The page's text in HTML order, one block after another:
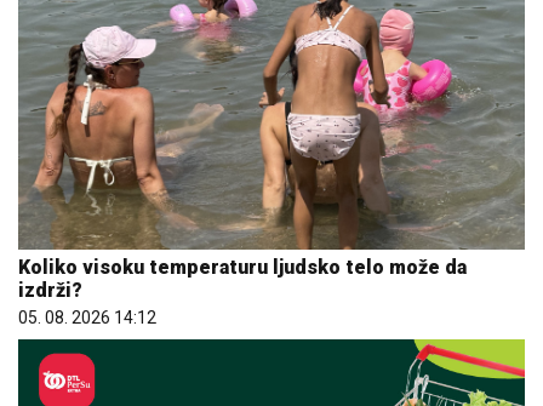
Koliko visoku temperaturu ljudsko telo može da
izdrži?
05. 08. 2026 14:12